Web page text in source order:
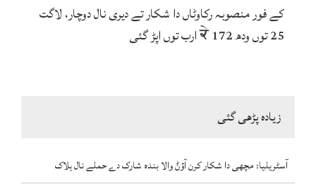
کے فور منصوبہ رکاوٹاں دا شکار تے دیری نال دوچار، لاگت
25 توں ودھ ਕੇ 172 ارب توں اپڑ گئی
زیادہ پڑھی گئی
آسٹریلیا: مچھی دا شکار کرن آؤݨ والا بندہ شارک دے حملے نال ہلاک